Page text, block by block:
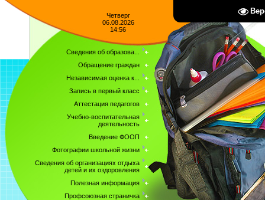
Четверг
06.08.2026
14:56
Сведения об образова...
Обращение граждан
Независимая оценка к...
Запись в первый класс
Аттестация педагогов
Учебно-воспитательная
деятельность
Введение ФООП
Фотографии школьной жизни
Сведения об организациях отдыха
детей и их оздоровления
Полезная информация
Профсоюзная страничка